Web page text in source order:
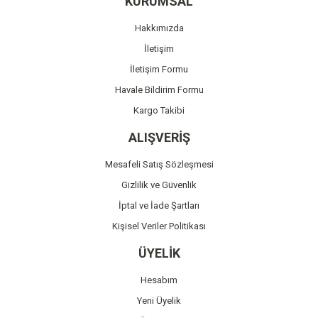
Ürün bilgilerinde hatalar bulunuyor.
Ürün fiyatı diğer sitelerden daha pahalı.
Bu ürüne benzer farklı alternatifler olmalı.
Gönder
Hakkımızda
İletişim
İletişim Formu
Havale Bildirim Formu
Kargo Takibi
ALIŞVERİŞ
Mesafeli Satış Sözleşmesi
Gizlilik ve Güvenlik
İptal ve İade Şartları
Kişisel Veriler Politikası
ÜYELİK
Hesabım
Yeni Üyelik